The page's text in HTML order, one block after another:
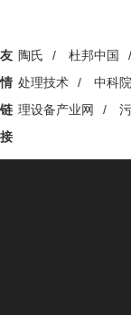
友
情
链
接
陶氏 / 杜邦中国 /
处理技术
/ 中科院
理设备产业网
/